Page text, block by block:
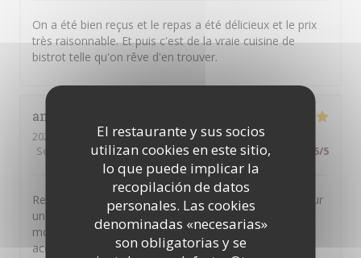
El restaurante y sus socios
utilizan cookies en este sitio,
lo que puede implicar la
recopilación de datos
personales. Las cookies
denominadas «necesarias»
son obligatorias y se
On a été bien reçus et le repas a été délicieux et le prix
très raisonnable. Et puis c'est de la vraie cuisine de
bistrot telle qu'on rêve d'en trouver.
anne
2026-08-04
- 20:30 - Invitados 5
Servicio
/5 Ambiente: 5/5 Menú: 5/5 Calidad / Precio 5/5
Restaurant très généreux avec des plats de qualité pour
un prix raisonnable ! Nous avons passé un super
moment et nous avons été très chaleureusement
accueillis ! Merci pour tout !